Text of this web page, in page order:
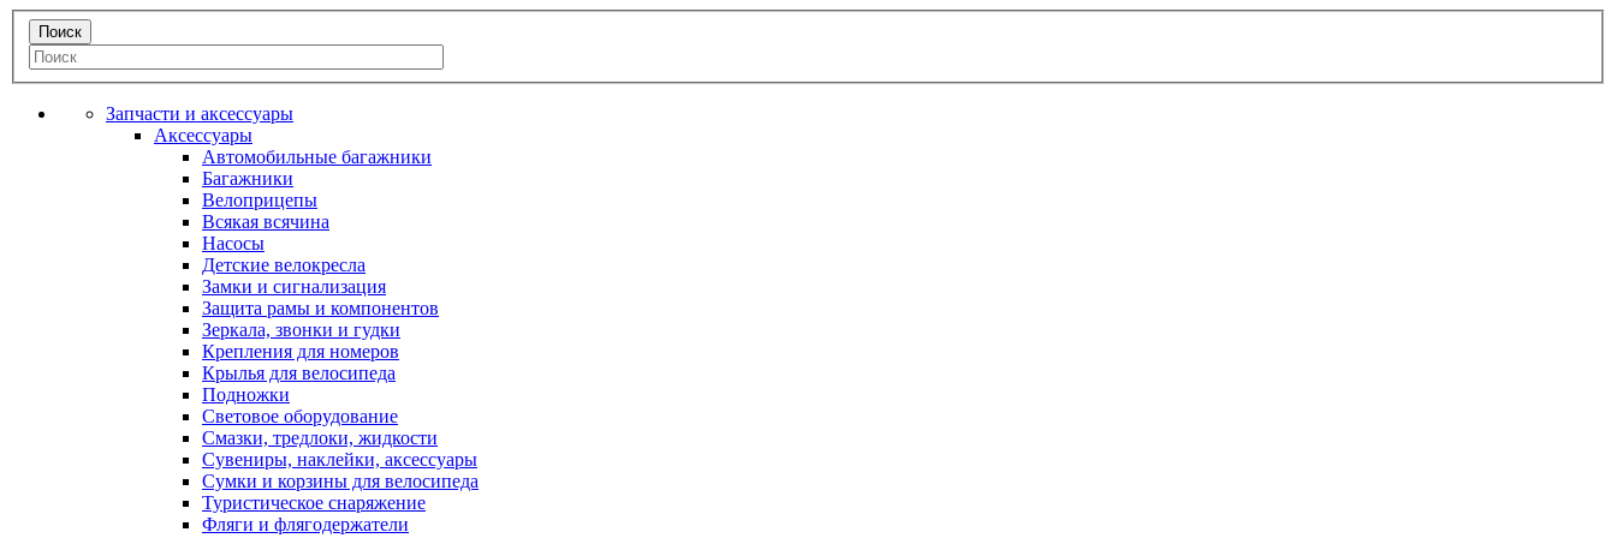
Запчасти и аксессуары
Аксессуары
Автомобильные багажники
Багажники
Велоприцепы
Всякая всячина
Насосы
Детские велокресла
Замки и сигнализация
Защита рамы и компонентов
Зеркала, звонки и гудки
Крепления для номеров
Крылья для велосипеда
Подножки
Световое оборудование
Смазки, тредлоки, жидкости
Сувениры, наклейки, аксессуары
Сумки и корзины для велосипеда
Туристическое снаряжение
Фляги и флягодержатели